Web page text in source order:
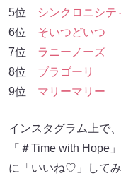
5位
シンクロニシテ
6位 そいつどいつ
7位 ラニーノーズ
8位 ブラゴーリ
9位 マリーマリー
インスタグラム上で
「＃Time with Hope
に「いいね♡」してみ